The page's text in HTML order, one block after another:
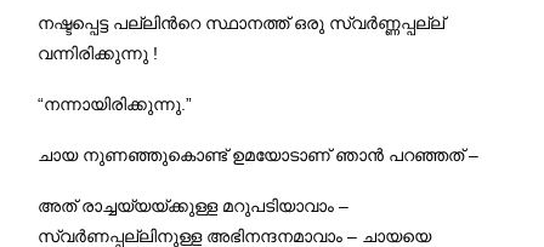
നഷ്ടപ്പെട്ട പല്ലിന്‍റെ സ്ഥാനത്ത് ഒരു സ്വര്‍ണ്ണപ്പല്ല്
വന്നിരിക്കുന്നു !
“നന്നായിരിക്കുന്നു.”
ചായ നുണഞ്ഞുകൊണ്ട് ഉമയോടാണ് ഞാന്‍ പറഞ്ഞത് –
അത് രാച്ചയ്യയ്ക്കുള്ള മറുപടിയാവാം –
സ്വർണപ്പല്ലിനുള്ള അഭിനന്ദനമാവാം – ചായയെ